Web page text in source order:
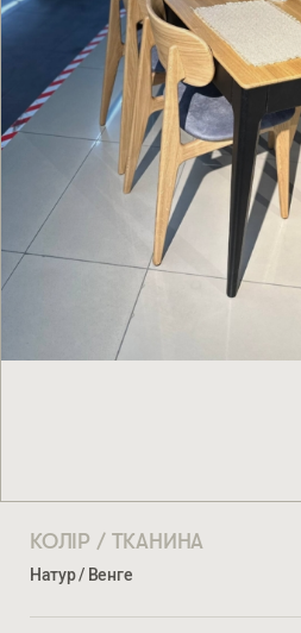
КОЛІР / ТКАНИНА
Натур / Венге